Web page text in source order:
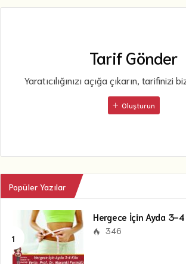
Tarif Gönder
Yaratıcılığınızı açığa çıkarın, tarifinizi
Oluşturun
Popüler Yazılar
Hergece İçin Ayda 3-4
346